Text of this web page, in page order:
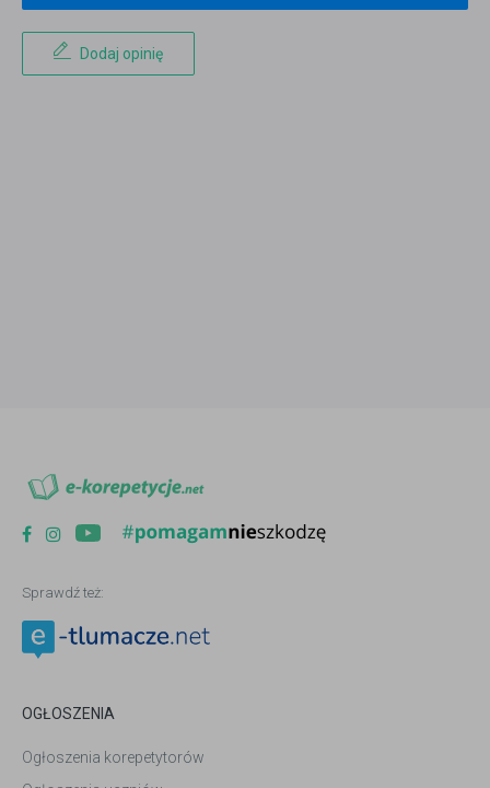
Dodaj opinię
Sprawdź też:
OGŁOSZENIA
Ogłoszenia korepetytorów